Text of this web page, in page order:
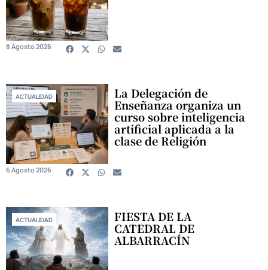
8 Agosto 2026
ACTUALIDAD La Delegación de
Enseñanza organiza un
curso sobre inteligencia
artificial aplicada a la
clase de Religión
6 Agosto 2026
ACTUALIDAD FIESTA DE LA
CATEDRAL DE
ALBARRACÍN